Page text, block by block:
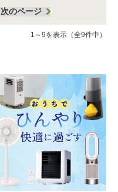
次のページ
1～9を表示（全9件中）